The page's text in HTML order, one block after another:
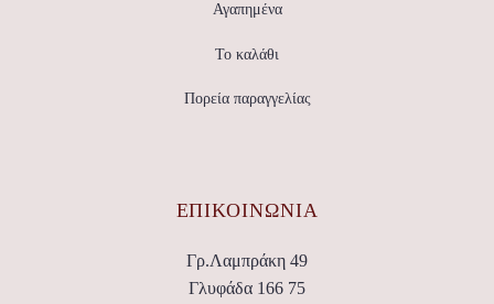
Αγαπημένα
Το καλάθι
Πορεία παραγγελίας
ΕΠΙΚΟΙΝΩΝΊΑ
Γρ.Λαμπράκη 49
Γλυφάδα 166 75